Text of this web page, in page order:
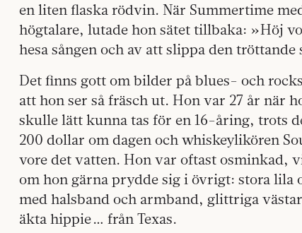
en liten flaska rödvin. När Summertime
högtalare, lutade hon sätet tillbaka: »Höj
hesa sången och av att slippa den
Det finns gott om bilder på blues- och
att hon ser så fräsch ut. Hon var 27 år när
skulle lätt kunna tas för en 16-åring, trots
200 dollar om dagen och whiskeylikören
vore det vatten. Hon var oftast osminkad,
om hon gärna prydde sig i övrigt: stora lila
med halsband och armband, glittriga
äkta hippie … från Texas.